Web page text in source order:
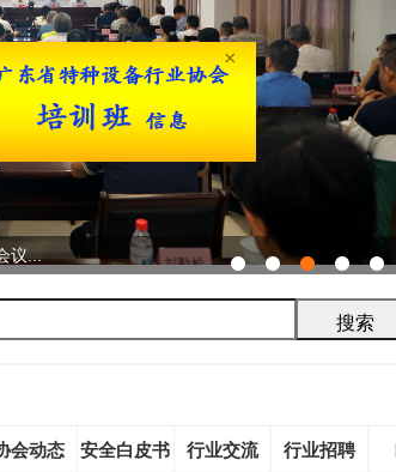
议...
会动态 安全白皮书 行业交流 行业招聘
×